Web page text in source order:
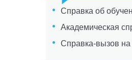
Справка об
Академическая
Справка-вызов на